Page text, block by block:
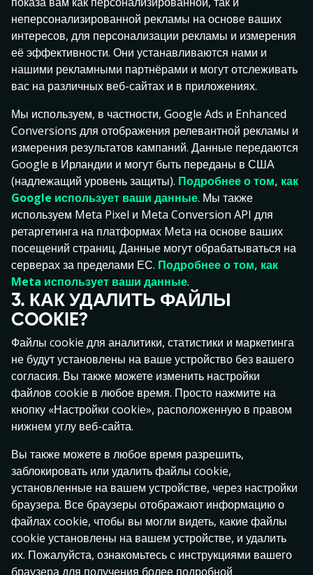
Условия использования
Информация о компании
Филиалы
Служба поддержки
Настройки файлов cookie
Оператором speedybet.ee является AS Pafer,
компания, зарегистрированная в Эстонии, с
регистрационным номером 10017059 и
зарегистрированная по адресу Staapli 4, Tallinn
10415, Estonia.
Свяжись с нами по support@speedybet.ee.
Часы работы: Пн - Пт с 09:00 – 24:00, Сб - Вс с 10:00 -
18:00.
AS Pafer – игорная компания, имеющая лицензию в
Эстонии. Лицензии на деятельность №: HKT000002
(действует с 20.01.2010) и HKT00005 (действует с
01.04.2010), также имеются организационные
HKL000272 (действует с 8.05.2018). Все эти
разрешения на деятельность и организацию были
выданы Налогово-таможенным департаментом
Эстонии.
Внимание! Участие в азартных играх может вызвать
зависимость. Если у тебя возникла зависимость или
появились проблемы, пожалуйста,обратись за
неперсонализированной рекламы на основе ваших
интересов, для персонализации рекламы и измерения
её эффективности. Они устанавливаются нами и
нашими рекламными партнёрами и могут отслеживать
вас на различных веб-сайтах и в приложениях.
Мы используем, в частности, Google Ads и Enhanced
Conversions для отображения релевантной рекламы и
измерения результатов кампаний. Данные передаются
Google в Ирландии и могут быть переданы в США
(надлежащий уровень защиты). Подробнее о том, как
Google использует ваши данные. Мы также
используем Meta Pixel и Meta Conversion API для
ретаргетинга на платформах Meta на основе ваших
посещений страниц. Данные могут обрабатываться на
серверах за пределами ЕС. Подробнее о том, как
Meta использует ваши данные.
3. КАК УДАЛИТЬ ФАЙЛЫ
COOKIE?
Файлы cookie для аналитики, статистики и маркетинга
не будут установлены на ваше устройство без вашего
согласия. Вы также можете изменить настройки
файлов cookie в любое время. Просто нажмите на
кнопку «Настройки cookie», расположенную в правом
нижнем углу веб-сайта.
Вы также можете в любое время разрешить,
заблокировать или удалить файлы cookie,
установленные на вашем устройстве, через настройки
браузера. Все браузеры отображают информацию о
файлах cookie, чтобы вы могли видеть, какие файлы
cookie установлены на вашем устройстве, и удалить
их. Пожалуйста, ознакомьтесь с инструкциями вашего
браузера для получения более подробной